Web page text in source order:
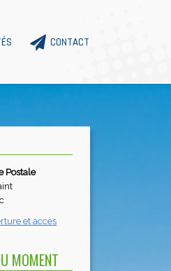
CONTACT
Postale
et accès
MOMENT